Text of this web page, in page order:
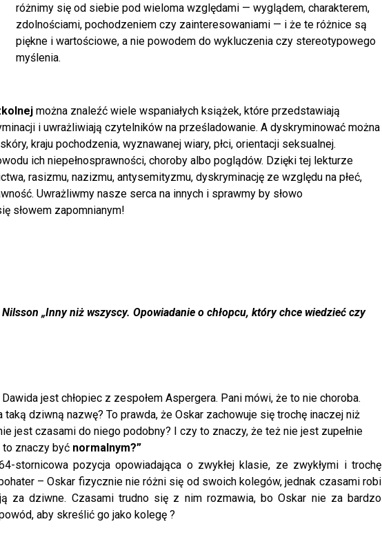
różnimy się od siebie pod wieloma względami — wyglądem, charakterem,
zdolnościami, pochodzeniem czy zainteresowaniami — i że te różnice są
piękne i wartościowe, a nie powodem do wykluczenia czy stereotypowego
myślenia.
można znaleźć wiele wspaniałych książek, które przedstawiają
i uwrażliwiają czytelników na prześladowanie. A dyskryminować można
kraju pochodzenia, wyznawanej wiary, płci, orientacji seksualnej.
ich niepełnosprawności, choroby albo poglądów. Dzięki tej lekturze
rasizmu, nazizmu, antysemityzmu, dyskryminację ze względu na płeć,
Uwrażliwmy nasze serca na innych i sprawmy by słowo
słowem zapomnianym!
Nilsson „Inny niż wszyscy. Opowiadanie o chłopcu, który chce wiedzieć czy
jest chłopiec z zespołem Aspergera. Pani mówi, że to nie choroba.
dziwną nazwę? To prawda, że Oskar zachowuje się trochę inaczej niż
jest czasami do niego podobny? I czy to znaczy, że też nie jest zupełnie
to znaczy być normalnym?”
stornicowa pozycja opowiadająca o zwykłej klasie, ze zwykłymi i trochę
– Oskar fizycznie nie różni się od swoich kolegów, jednak czasami robi
za dziwne. Czasami trudno się z nim rozmawia, bo Oskar nie za bardzo
aby skreślić go jako kolegę ?